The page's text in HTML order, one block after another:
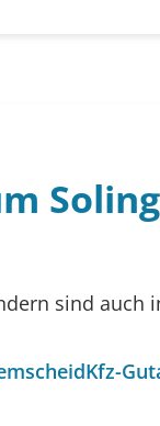
sind auch
Kfz-